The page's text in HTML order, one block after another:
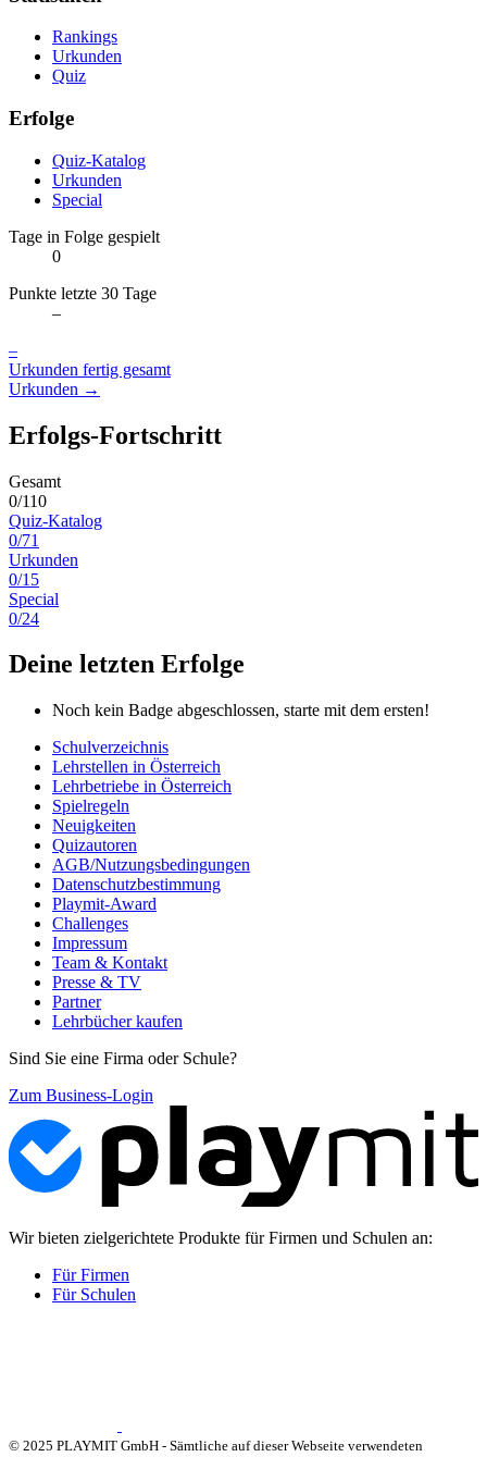
Rankings
Urkunden
Quiz
Erfolge
Quiz-Katalog
Urkunden
Special
Tage in Folge gespielt
0
Punkte letzte 30 Tage
–
–
Urkunden fertig gesamt
Urkunden →
Erfolgs-Fortschritt
Gesamt
0/110
Quiz-Katalog
0/71
Urkunden
0/15
Special
0/24
Deine letzten Erfolge
Noch kein Badge abgeschlossen, starte mit dem ersten!
Schulverzeichnis
Lehrstellen in Österreich
Lehrbetriebe in Österreich
Spielregeln
Neuigkeiten
Quizautoren
AGB/Nutzungsbedingungen
Datenschutzbestimmung
Playmit-Award
Challenges
Impressum
Team & Kontakt
Presse & TV
Partner
Lehrbücher kaufen
Sind Sie eine Firma oder Schule?
Zum Business-Login
Wir bieten zielgerichtete Produkte für Firmen und Schulen an:
Für Firmen
Für Schulen
© 2025 PLAYMIT GmbH - Sämtliche auf dieser Webseite verwendeten